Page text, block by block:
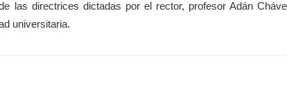
las directrices dictadas por el rector, profesor Adán
universitaria.